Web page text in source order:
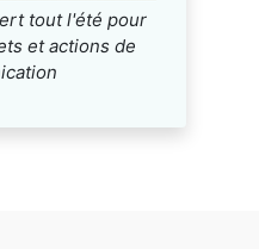
tout l'été pour
et actions de